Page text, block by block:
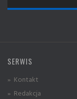
SERWIS
» Kontakt
» Redakcja